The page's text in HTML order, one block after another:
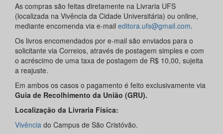
As compras são feitas diretamente na Livraria UFS
(localizada na Vivência da Cidade Universitária) ou online,
mediante encomenda via e-mail editora.ufs@gmail.com.
Os livros encomendados por e-mail são enviados para o
solicitante via Correios, através de postagem simples e com
o acréscimo de uma taxa de postagem de R$ 10,00, sujeita
a reajuste.
Em ambos os casos o pagamento é feito exclusivamente via
Guia de Recolhimento da União (GRU).
Localização da Livraria Física:
Vivência do Campus de São Cristóvão.